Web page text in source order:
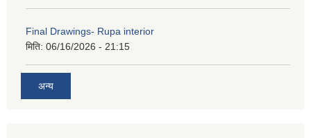
Final Drawings- Rupa interior
मिति: 06/16/2026 - 21:15
अन्य